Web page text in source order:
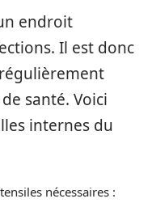
endroit
Il est donc
santé. Voici
internes du
nécessaires :